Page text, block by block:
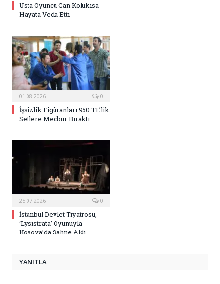
Usta Oyuncu Can Kolukısa
Hayata Veda Etti
01.08.2026 0
İşsizlik Figüranları 950 TL’lik
Setlere Mecbur Bıraktı
25.07.2026 0
İstanbul Devlet Tiyatrosu,
‘Lysistrata’ Oyunuyla
Kosova’da Sahne Aldı
YANITLA